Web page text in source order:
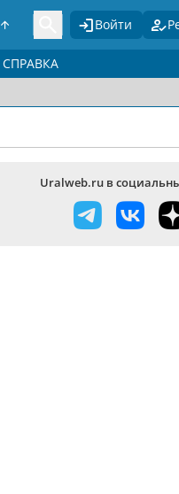
Войти
СПРАВКА
Uralweb.ru в